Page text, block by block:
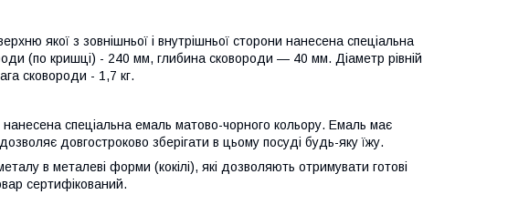
якої з зовнішньої і внутрішньої сторони нанесена спеціальна
(по кришці) - 240 мм, глибина сковороди ― 40 мм. Діаметр рівній
сковороди - 1,7 кг.
спеціальна емаль матово-чорного кольору. Емаль має
довгостроково зберігати в цьому посуді будь-яку їжу.
в металеві форми (кокілі), які дозволяють отримувати готові
сертифікований.